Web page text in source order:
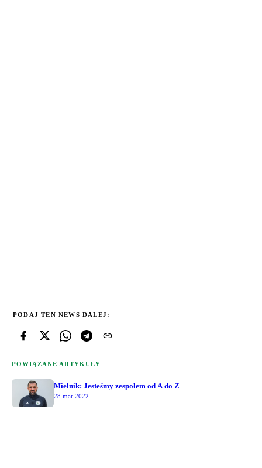
PODAJ TEN NEWS DALEJ:
POWIĄZANE ARTYKUŁY
Mielnik: Jesteśmy zespołem od A do Z
28 mar 2022